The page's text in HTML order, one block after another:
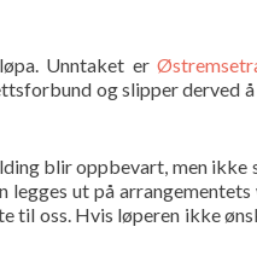
Unntaket er
og slipper derved
blir oppbevart, men
legges ut på
oss. Hvis løperen ikke